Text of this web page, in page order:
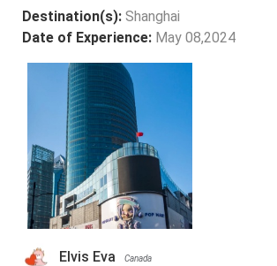
Destination(s): Shanghai
Date of Experience: May 08,2024
Elvis Eva Canada